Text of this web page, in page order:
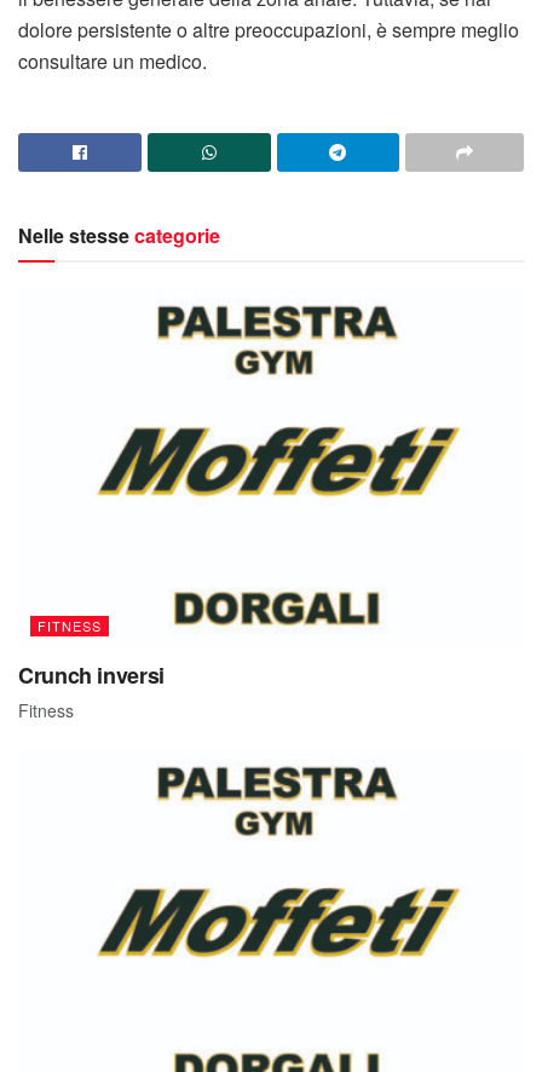
dolore persistente o altre preoccupazioni, è sempre meglio
consultare un medico.
Nelle stessecategorie
FITNESS
Crunch inversi
Fitness